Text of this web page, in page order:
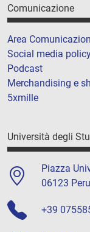
Comunicazione
Area
Social media
Podcast
Merchandising e
5xmille
Università degli
Piazza
06123
+39